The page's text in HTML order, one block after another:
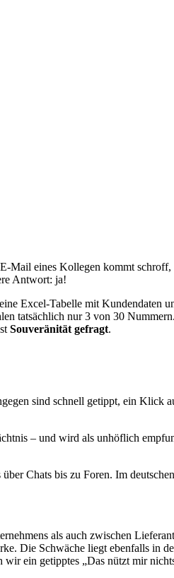
Mail eines Kollegen kommt
Antwort: ja!
Excel-Tabelle mit Kundendaten
tatsächlich nur 3 von 30
Souveränität gefragt.
sind schnell getippt, ein Klick
– und wird als unhöflich
Chats bis zu Foren. Im
als auch zwischen
Die Schwäche liegt ebenfalls in
ein getipptes „Das nützt mir